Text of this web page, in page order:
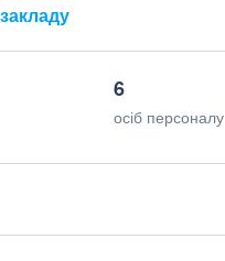
6
осіб персоналу